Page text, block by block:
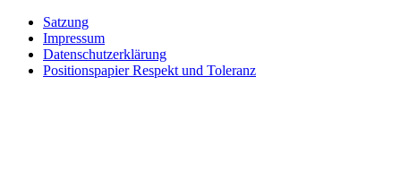
Satzung
Impressum
Datenschutzerklärung
Positionspapier Respekt und Toleranz